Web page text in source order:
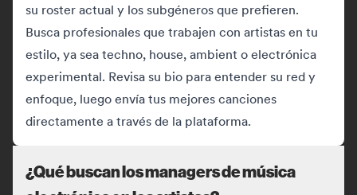
su roster actual y los subgéneros que prefieren.
Busca profesionales que trabajen con artistas en tu
estilo, ya sea techno, house, ambient o electrónica
experimental. Revisa su bio para entender su red y
enfoque, luego envía tus mejores canciones
directamente a través de la plataforma.
¿Qué buscan los managers de música